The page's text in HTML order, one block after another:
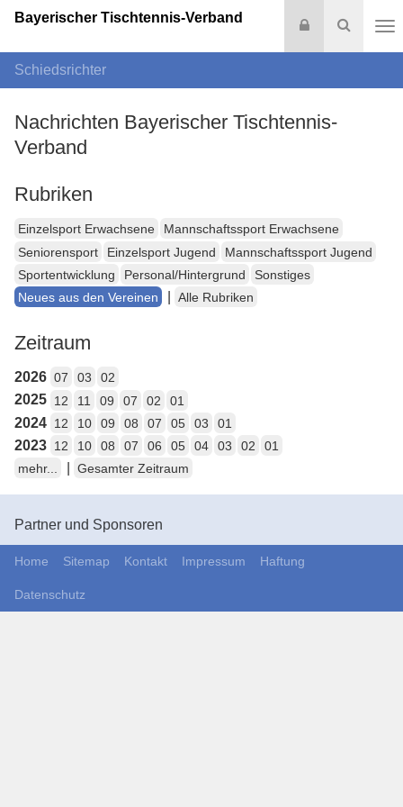
Suche
Login
Bayerischer Tischtennis-Verband
Schiedsrichter
Nachrichten Bayerischer Tischtennis-
Verband
Rubriken
Einzelsport Erwachsene
Mannschaftssport Erwachsene
Seniorensport
Einzelsport Jugend
Mannschaftssport Jugend
Sportentwicklung
Personal/Hintergrund
Sonstiges
Neues aus den Vereinen
Alle Rubriken
Zeitraum
2026 07 03 02
2025 12 11 09 07 02 01
2024 12 10 09 08 07 05 03 01
2023 12 10 08 07 06 05 04 03 02
01
mehr...
Gesamter Zeitraum
Partner und Sponsoren
Home Sitemap Kontakt Impressum Haftung
Datenschutz